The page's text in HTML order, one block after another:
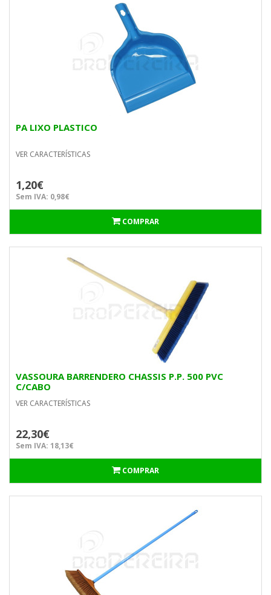
PA LIXO PLASTICO
VER CARACTERÍSTICAS
1,20€
Sem IVA: 0,98€
COMPRAR
VASSOURA BARRENDERO CHASSIS P.P. 500 PVC
C/CABO
VER CARACTERÍSTICAS
22,30€
Sem IVA: 18,13€
COMPRAR